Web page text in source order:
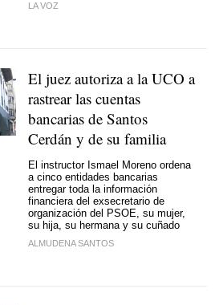
LA VOZ
El juez autoriza a la UCO a
rastrear las cuentas
bancarias de Santos
Cerdán y de su familia
El instructor Ismael Moreno ordena
a cinco entidades bancarias
entregar toda la información
financiera del exsecretario de
organización del PSOE, su mujer,
su hija, su hermana y su cuñado
ALMUDENA SANTOS